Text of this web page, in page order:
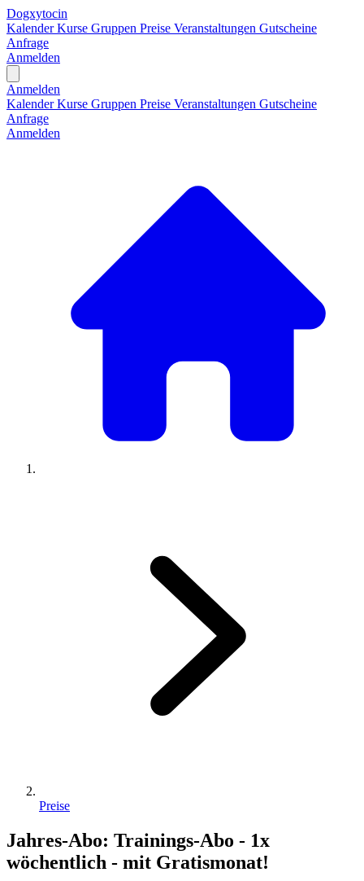
Dogxytocin
KalenderKurse Gruppen Preise Veranstaltungen Gutscheine
Anfrage
Anmelden
Anmelden
KalenderKurse Gruppen Preise Veranstaltungen Gutscheine
Anfrage
Anmelden
Preise
Jahres-Abo: Trainings-Abo - 1x
wöchentlich - mit Gratismonat!